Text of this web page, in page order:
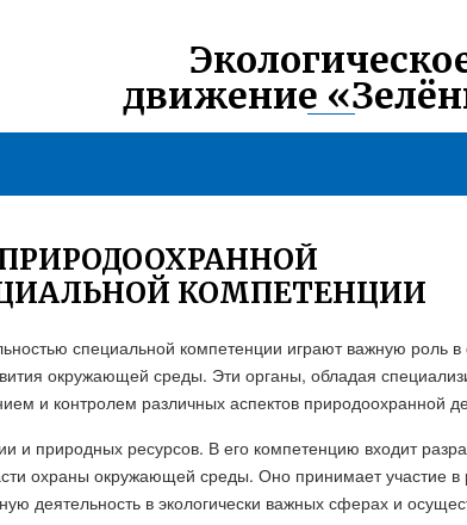
движение
КОМПЕТЕНЦИИ
специальной компетенции играют важную роль в
окружающей среды. Эти органы, обладая
и контролем различных аспектов природоохранной
и природных ресурсов. В его компетенцию входит
охраны окружающей среды. Оно принимает участие в
деятельность в экологически важных сферах и